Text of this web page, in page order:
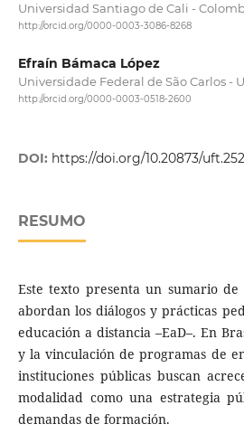
Universidad Santiago de Cali -
http://orcid.org/0000-0003-3086-8268
Efraín Bámaca López
Universidade Federal de São Carlos -
http://orcid.org/0000-0003-0518-2600
DOI: https://doi.org/10.20873/
RESUMO
Este texto presenta un sumario
abordan los diálogos y prácticas
educación a distancia –EaD–. En
y la vinculación de programas de
instituciones públicas buscan
modalidad como una estrategia
demandas de formación.